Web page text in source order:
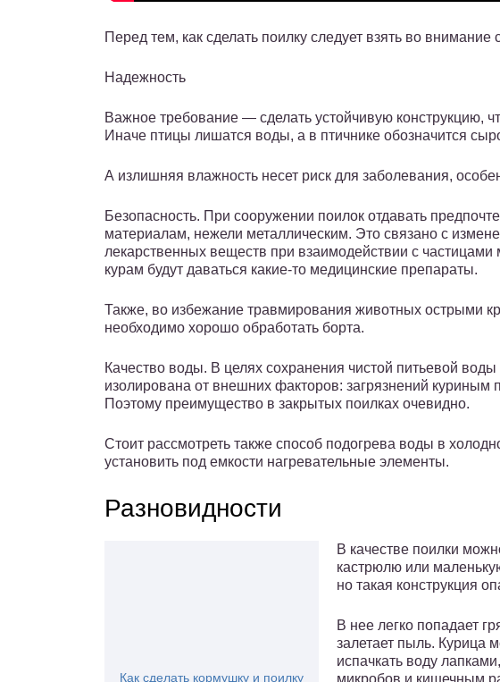
Перед тем, как сделать поилку следует взять во
Надежность
Важное требование — сделать устойчивую конструкцию,
Иначе птицы лишатся воды, а в птичнике обозначится
А излишняя влажность несет риск для заболевания,
Безопасность. При сооружении поилок отдавать
материалам, нежели металлическим. Это связано с
лекарственных веществ при взаимодействии с частицами
курам будут даваться какие-то медицинские препараты.
Также, во избежание травмирования животных острыми
необходимо хорошо обработать борта.
Качество воды. В целях сохранения чистой питьевой
изолирована от внешних факторов: загрязнений
Поэтому преимущество в закрытых поилках очевидно.
Стоит рассмотреть также способ подогрева воды в
установить под емкости нагревательные элементы.
Разновидности
Как сделать кормушку и поилку
В качестве поилки
кастрюлю или
но такая конструкция
В нее легко попадает
залетает пыль. Курица
испачкать воду